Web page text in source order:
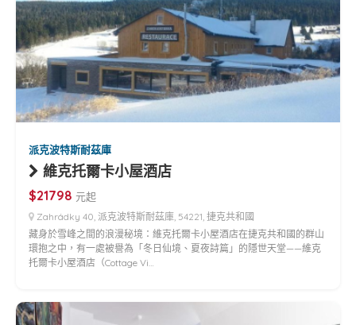
派克波特斯耐茲庫
維克托爾卡小屋酒店
$21798 元起
Zahrádky 40, 派克波特斯耐茲庫, 54221, 捷克共和國
藏身於雪峰之間的浪漫秘境：維克托爾卡小屋酒店在捷克共和國的群山
環抱之中，有一處被譽為「冬日仙境、夏夜詩篇」的隱世天堂——維克
托爾卡小屋酒店（Cottage Vi…